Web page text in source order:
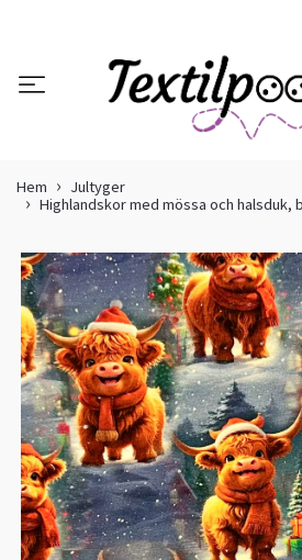
Hem
Jultyger
Highlandskor med mössa och halsduk,